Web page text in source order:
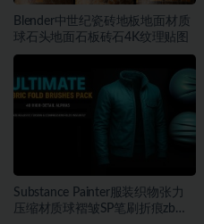
Blender中世纪瓷砖地板地面材质
球石头地面石板砖石4K纹理贴图
Substance Painter服装织物张力
压缩材质球褶皱SP笔刷折痕zb笔